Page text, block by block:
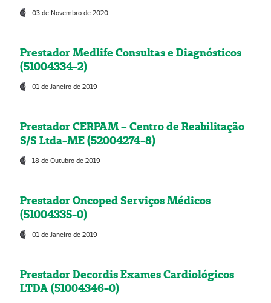
03 de Novembro de 2020
Prestador Medlife Consultas e Diagnósticos
(51004334-2)
01 de Janeiro de 2019
Prestador CERPAM – Centro de Reabilitação
S/S Ltda-ME (52004274-8)
18 de Outubro de 2019
Prestador Oncoped Serviços Médicos
(51004335-0)
01 de Janeiro de 2019
Prestador Decordis Exames Cardiológicos
LTDA (51004346-0)